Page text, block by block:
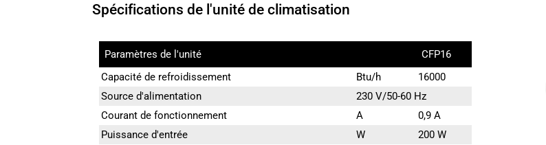
Spécifications de l'unité de climatisation
Paramètres de l'unité
CFP16
Capacité de refroidissement
Btu/h
16000
Source d'alimentation
230 V/50-60 Hz
Courant de fonctionnement
A
0,9 A
Puissance d'entrée
W
200 W